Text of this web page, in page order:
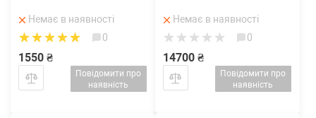
Немає в наявності
0
1550 ₴
Повідомити про
наявність
Немає в наявності
0
14700 ₴
Повідомити про
наявність